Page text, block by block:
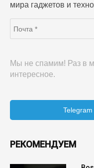
мира гаджетов и
Мы не спамим! Раз в
интересное.
РЕКОМЕНДУЕМ